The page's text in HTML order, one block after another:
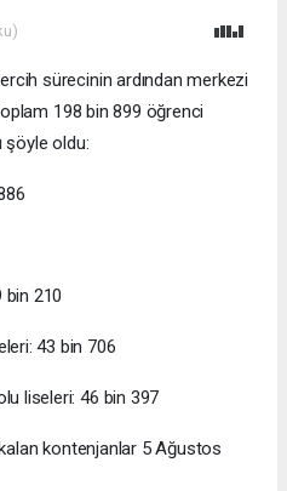
sürecinin ardından merkezi
198 bin 899 öğrenci
şöyle oldu:
bin 210
43 bin 706
liseleri: 46 bin 397
kontenjanlar 5 Ağustos